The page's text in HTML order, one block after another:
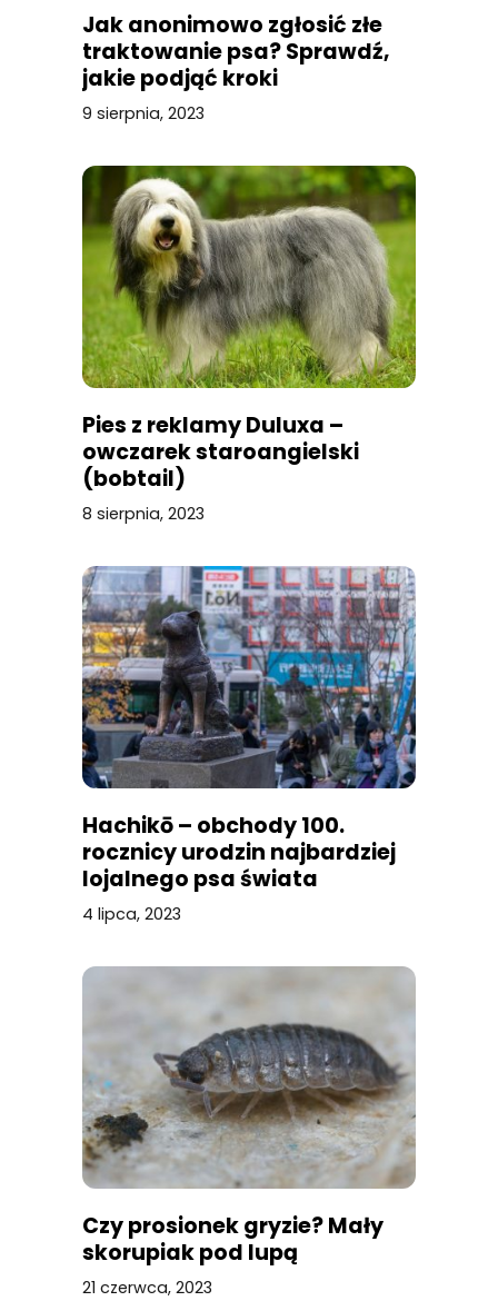
Jak anonimowo zgłosić złe
traktowanie psa? Sprawdź,
jakie podjąć kroki
9 sierpnia, 2023
Pies z reklamy Duluxa –
owczarek staroangielski
(bobtail)
8 sierpnia, 2023
Hachikō – obchody 100.
rocznicy urodzin najbardziej
lojalnego psa świata
4 lipca, 2023
Czy prosionek gryzie? Mały
skorupiak pod lupą
21 czerwca, 2023